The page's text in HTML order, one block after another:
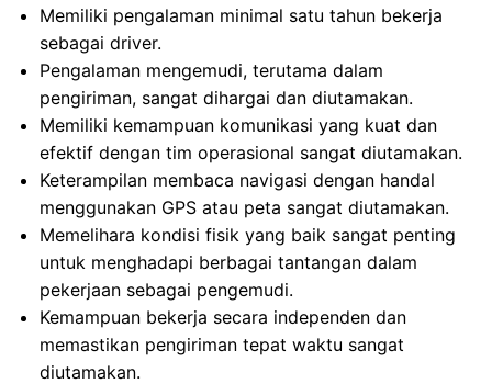
Memiliki pengalaman minimal satu tahun bekerja
sebagai driver.
Pengalaman mengemudi, terutama dalam
pengiriman, sangat dihargai dan diutamakan.
Memiliki kemampuan komunikasi yang kuat dan
efektif dengan tim operasional sangat diutamakan.
Keterampilan membaca navigasi dengan handal
menggunakan GPS atau peta sangat diutamakan.
Memelihara kondisi fisik yang baik sangat penting
untuk menghadapi berbagai tantangan dalam
pekerjaan sebagai pengemudi.
Kemampuan bekerja secara independen dan
memastikan pengiriman tepat waktu sangat
diutamakan.